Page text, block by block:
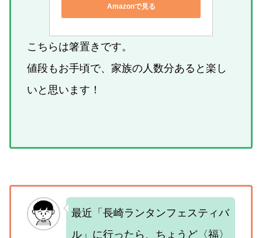
Amazonで見る
こちらは箸置きです。
値段もお手頃で、家族の人数分あると楽し
いと思います！
最近「長崎ランタンフェスティバ
ル」に行ったら、ちょうど〈福〉